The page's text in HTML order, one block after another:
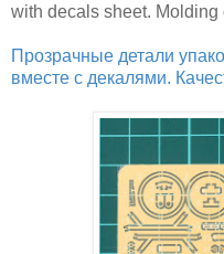
with decals sheet.
Прозрачные детали
вместе с декалями.